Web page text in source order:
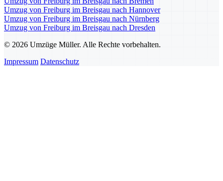
Umzug von Freiburg im Breisgau nach Hannover
Umzug von Freiburg im Breisgau nach Nürnberg
Umzug von Freiburg im Breisgau nach Dresden
© 2026 Umzüge Müller. Alle Rechte vorbehalten.
Impressum Datenschutz